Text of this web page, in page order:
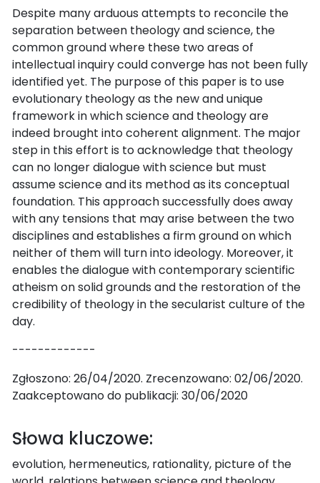
Despite many arduous attempts to reconcile the
separation between theology and science, the
common ground where these two areas of
intellectual inquiry could converge has not been fully
identified yet. The purpose of this paper is to use
evolutionary theology as the new and unique
framework in which science and theology are
indeed brought into coherent alignment. The major
step in this effort is to acknowledge that theology
can no longer dialogue with science but must
assume science and its method as its conceptual
foundation. This approach successfully does away
with any tensions that may arise between the two
disciplines and establishes a firm ground on which
neither of them will turn into ideology. Moreover, it
enables the dialogue with contemporary scientific
atheism on solid grounds and the restoration of the
credibility of theology in the secularist culture of the
day.
-------------
Zgłoszono: 26/04/2020. Zrecenzowano: 02/06/2020.
Zaakceptowano do publikacji: 30/06/2020
Słowa kluczowe:
evolution, hermeneutics, rationality, picture of the